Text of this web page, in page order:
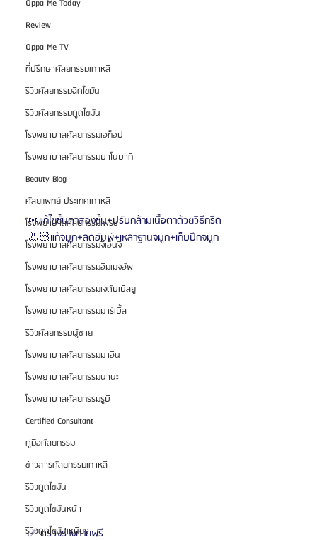
Oppa Me Today
Review
Oppa Me TV
ที่ปรึกษาศัลยกรรมเกาหลี
รีวิวศัลยกรรมฉีดไขมัน
รีวิวศัลยกรรมดูดไขมัน
โรงพยาบาลศัลยกรรมเอท็อป
โรงพยาบาลศัลยกรรมบาโนบากิ
Beauty Blog
ศัลยแพทย์ ประเทศเกาหลี
โรงพยาบาลศัลยกรรมเฟรช
โรงพยาบาลศัลยกรรมจีเอ็นจี
โรงพยาบาลศัลยกรรมอิมเมจอัพ
โรงพยาบาลศัลยกรรมเจดับเบิลยู
โรงพยาบาลศัลยกรรมมาร์เบิ้ล
รีวิวศัลยกรรมผู้ชาย
โรงพยาบาลศัลยกรรมมาอิน
โรงพยาบาลศัลยกรรมนานะ
โรงพยาบาลศัลยกรรมรูบี
Certified Consultant
คู่มือศัลยกรรม
ข่าวสารศัลยกรรมเกาหลี
รีวิวดูดไขมัน
รีวิวดูดไขมันหน้า
รีวิวดูดไขมันเหนียง
👀แก้ไขชั้นตาสองชั้น+ปรับกล้ามเนื้อตาด้วยวิธีกรีด
👃🏻แก้จมูก+ลดฮัมพ์+เหลาฐานจมูก+เก็บปีกจมูก
✅ ตรวจร่างกายฟรี